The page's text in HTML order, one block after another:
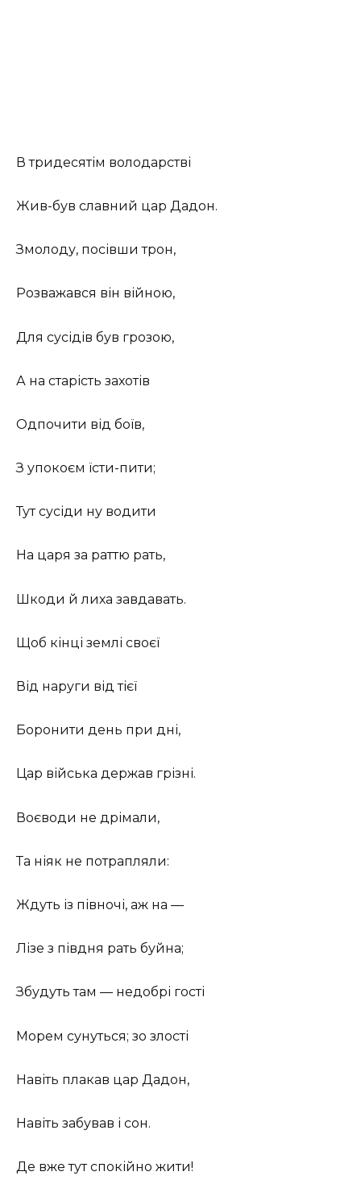
В тридесятім володарстві
Жив-був славний цар Дадон.
Змолоду, посівши трон,
Розважався він війною,
Для сусідів був грозою,
А на старість захотів
Одпочити від боїв,
З упокоєм їсти-пити;
Тут сусіди ну водити
На царя за раттю рать,
Шкоди й лиха завдавать.
Щоб кінці землі своєї
Від наруги від тієї
Боронити день при дні,
Цар війська держав грізні.
Воєводи не дрімали,
Та ніяк не потрапляли:
Ждуть із півночі, аж на —
Лізе з півдня рать буйна;
Збудуть там — недобрі гості
Морем сунуться; зо злості
Навіть плакав цар Дадон,
Навіть забував і сон.
Де вже тут спокійно жити!